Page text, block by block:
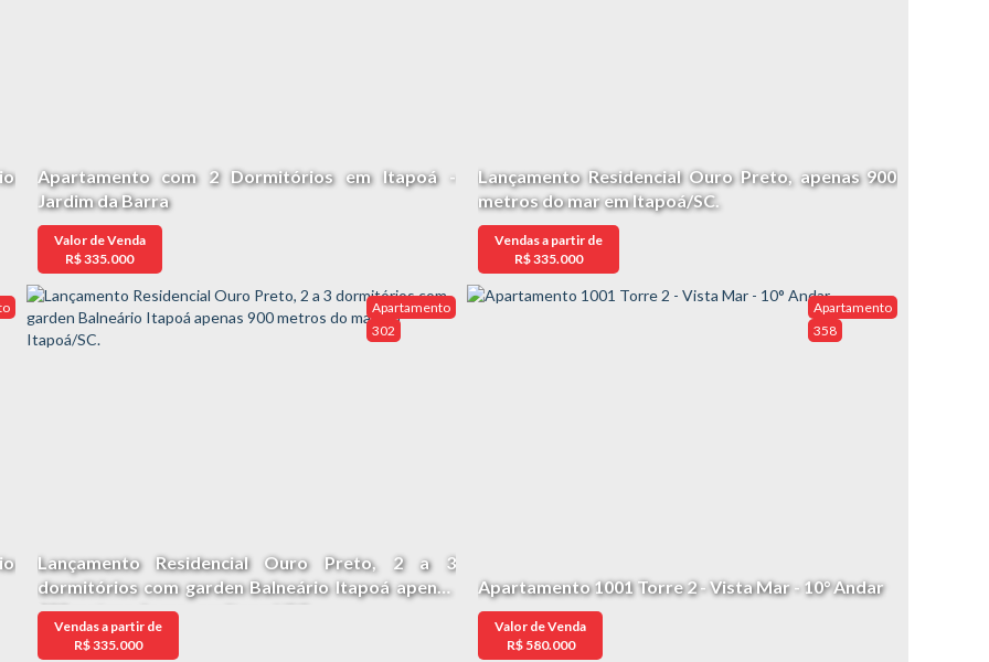
Apartamento com 2 Dormitórios em Itapoá -
Jardim da Barra
R$335.000
Valor de Venda
Lançamento Residencial Ouro Preto, apenas 900
metros do mar em Itapoá/SC.
R$335.000
Vendas a partir de
Lançamento Residencial Ouro Preto, 2 a 3
dormitórios com garden Balneário Itapoá apenas
900 metros do mar em Itapoá/SC.
302
Apartamento
R$335.000
Vendas a partir de
Apartamento 1001 Torre 2 - Vista Mar - 10° Andar
358
Apartamento
R$580.000
Valor de Venda